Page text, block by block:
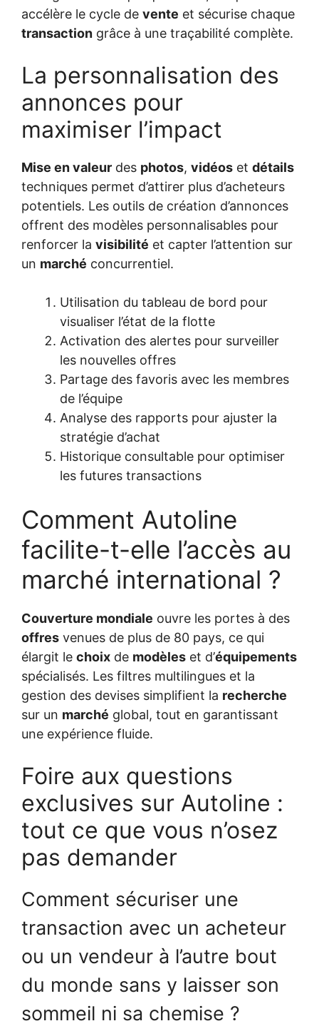
accélère le cycle de vente et sécurise chaque
transaction grâce à une traçabilité complète.
La personnalisation des
annonces pour
maximiser l’impact
Mise en valeur des photos, vidéos et détails
techniques permet d’attirer plus d’acheteurs
potentiels. Les outils de création d’annonces
offrent des modèles personnalisables pour
renforcer la visibilité et capter l’attention sur
un marché concurrentiel.
Utilisation du tableau de bord pour
visualiser l’état de la flotte
Activation des alertes pour surveiller
les nouvelles offres
Partage des favoris avec les membres
de l’équipe
Analyse des rapports pour ajuster la
stratégie d’achat
Historique consultable pour optimiser
les futures transactions
Comment Autoline
facilite-t-elle l’accès au
marché international ?
Couverture mondiale ouvre les portes à des
offres venues de plus de 80 pays, ce qui
élargit le choix de modèles et d’équipements
spécialisés. Les filtres multilingues et la
gestion des devises simplifient la recherche
sur un marché global, tout en garantissant
une expérience fluide.
Foire aux questions
exclusives sur Autoline :
tout ce que vous n’osez
pas demander
Comment sécuriser une
transaction avec un acheteur
ou un vendeur à l’autre bout
du monde sans y laisser son
sommeil ni sa chemise ?